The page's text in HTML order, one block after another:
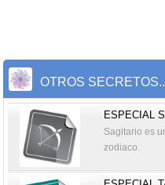
OTROS
ESPECIAL
Sagitario es
zodiaco.